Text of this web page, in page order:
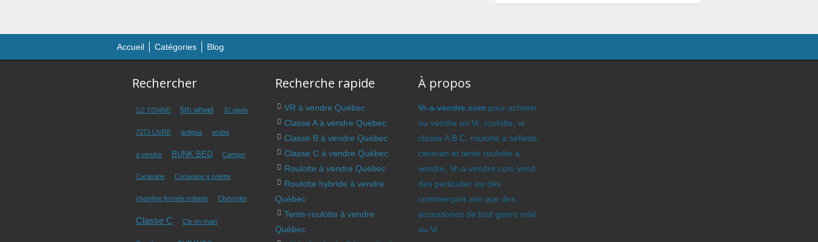
Accueil Catégories Blog
Rechercher
1/2 TONNE 5th wheel 32 pieds
7273 LIVRE antigua aruba
a vendre BUNK BED Camper
Caravane Caravane a selette
chambre fermée enfants Chevrolet
Classe C Cle en main
Recherche rapide
VR à vendre Québec
Classe A à vendre Québec
Classe B à vendre Québec
Classe C à vendre Québec
Roulotte à vendre Québec
Roulotte hybride à vendre
Québec
Tente-roulotte à vendre
Québec
À propos
Vr-a-vendre.com pour acheter
ou vendre un Vr, roulotte, vr
classe A B C, roulotte a sellette,
caravan et tente roulotte à
vendre, Vr-a-vendre.com vend
des particulier ou des
commerçant aini que des
accessoires de tout genre relié
au Vr